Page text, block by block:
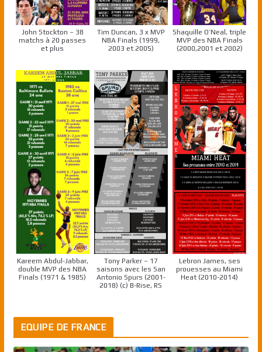
John Stockton – 38
matchs à 20 passes
et plus
Tim Duncan, 3 x MVP
NBA Finals (1999,
2003 et 2005)
Shaquille O’Neal, triple
MVP des NBA Finals
(2000,2001 et 2002)
Kareem Abdul-Jabbar,
double MVP des NBA
Finals (1971 & 1985)
Tony Parker – 17
saisons avec les San
Antonio Spurs (2001-
2018) (c) B-Rise, RS
Lebron James, ses
prouesses au Miami
Heat (2010-2014)
EQUIPE DE FRANCE